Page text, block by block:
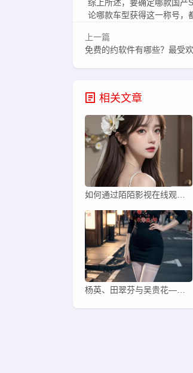
综上所述，要确定哪款国产
论哪款车型获得这一称号，
上一篇
免费的约软件有哪些？最受
相关文章